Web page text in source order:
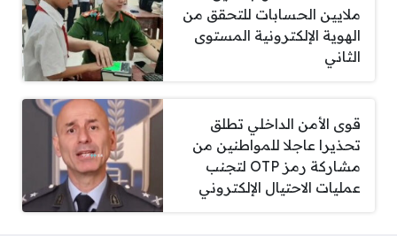
ملايين الحسابات للتحقق من
الهوية الإلكترونية المستوى
الثاني
قوى الأمن الداخلي تطلق
تحذيرا عاجلا للمواطنين من
مشاركة رمز OTP لتجنب
عمليات الاحتيال الإلكتروني